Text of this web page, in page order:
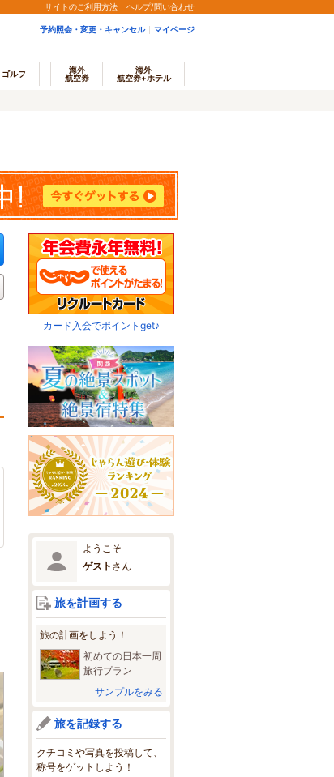
サイトのご利用方法 ヘルプ/問い合わせ
予約照会・変更・キャンセル マイページ
ゴルフ
海外
航空券
海外
航空券+ホテル
カード入会でポイントget♪
ようこそ
ゲスト さん
旅を計画する
旅の計画をしよう！
初めての日本一周
旅行プラン
サンプルをみる
旅を記録する
クチコミや写真を投稿して、
称号をゲットしよう！